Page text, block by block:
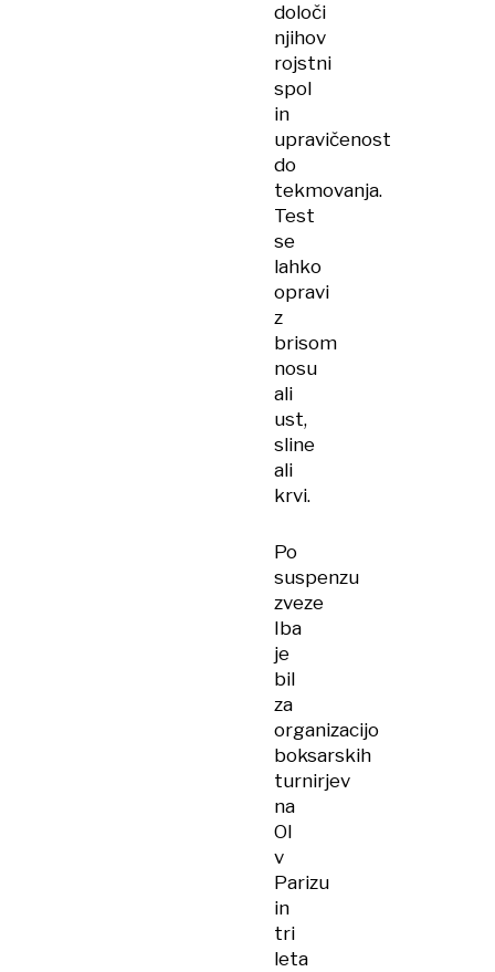
določi
njihov
rojstni
spol
in
upravičenost
do
tekmovanja.
Test
se
lahko
opravi
z
brisom
nosu
ali
ust,
sline
ali
krvi.
Po
suspenzu
zveze
Iba
je
bil
za
organizacijo
boksarskih
turnirjev
na
OI
v
Parizu
in
tri
leta